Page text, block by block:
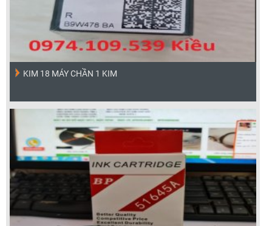
KIM 18 MÁY CHẦN 1 KIM